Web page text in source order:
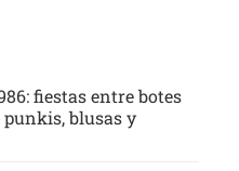
fiestas entre botes
punkis, blusas y